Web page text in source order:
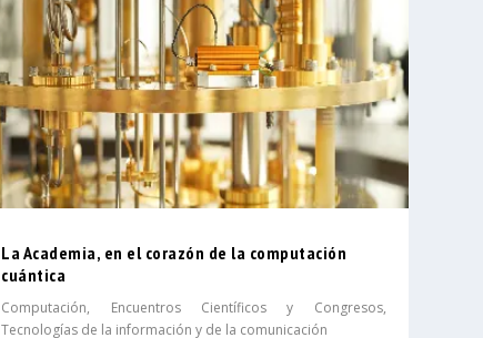
La Academia, en el corazón de la computación
cuántica
Computación, Encuentros Científicos y Congresos,
Tecnologías de la información y de la comunicación